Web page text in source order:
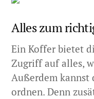
Alles zum
Ein Koffer bietet
Zugriff auf alles,
Außerdem kannst
ordnen. Denn